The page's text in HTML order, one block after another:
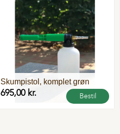
Bestil
Skumpistol, komplet grøn
695,00 kr.